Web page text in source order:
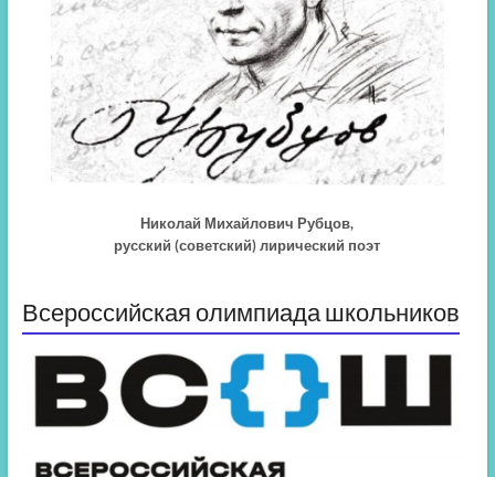
Николай Михайлович Рубцов,
русский (советский) лирический поэт
Всероссийская олимпиада школьников